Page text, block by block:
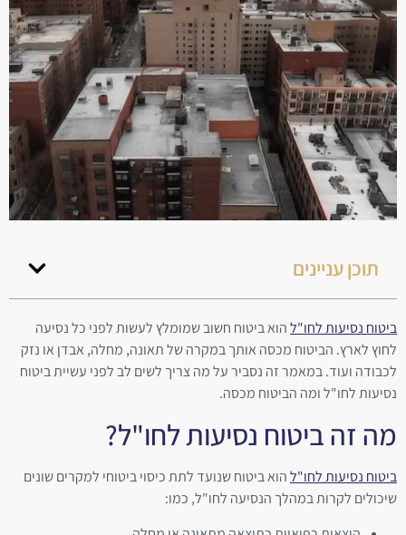
תוכן עניינים
ביטוח נסיעות לחו"להוא ביטוח חשוב שמומלץ לעשות לפני כל נסיעה
לחוץ לארץ. הביטוח מכסה אותך במקרה של תאונה, מחלה, אבדן או נזק
לכבודה ועוד. במאמר זה נסביר על מה צריך לשים לב לפני עשיית ביטוח
נסיעות לחו"ל ומה הביטוח מכסה.
מה זה ביטוח נסיעות לחו"ל?
ביטוח נסיעות לחו"להוא ביטוח שנועד לתת כיסוי ביטוחי למקרים שונים
שיכולים לקרות במהלך הנסיעה לחו"ל, כמו: